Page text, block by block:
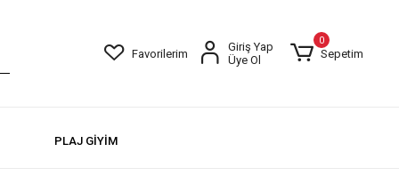
Favorilerim
Giriş Yap
Üye Ol
0
Sepetim
PLAJ GİYİM